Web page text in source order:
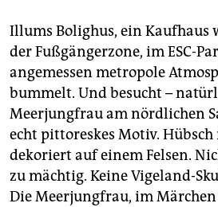
Illums Bolighus, ein Kaufhaus
der Fußgängerzone, im ESC-
angemessen metropole
bummelt. Und besucht –
Meerjungfrau am nördlichen
echt pittoreskes Motiv. Hübsch
dekoriert auf einem Felsen.
zu mächtig. Keine Vigeland-
Die Meerjungfrau, im